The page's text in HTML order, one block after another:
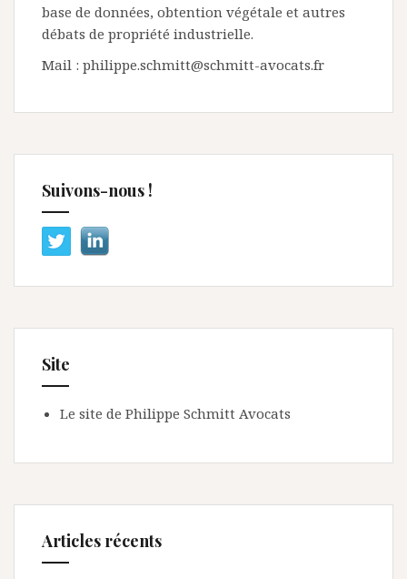
base de données, obtention végétale et autres
débats de propriété industrielle.
Mail : philippe.schmitt@schmitt-avocats.fr
Suivons-nous !
Site
Le site de Philippe Schmitt Avocats
Articles récents